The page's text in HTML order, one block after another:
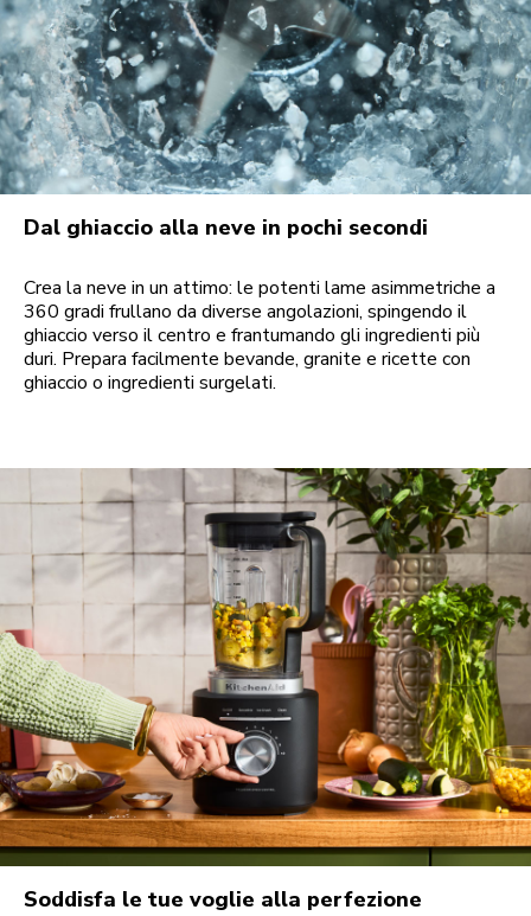
Dal ghiaccio alla neve in pochi secondi
Crea la neve in un attimo: le potenti lame asimmetriche a
360 gradi frullano da diverse angolazioni, spingendo il
ghiaccio verso il centro e frantumando gli ingredienti più
duri. Prepara facilmente bevande, granite e ricette con
ghiaccio o ingredienti surgelati.
Soddisfa le tue voglie alla perfezione